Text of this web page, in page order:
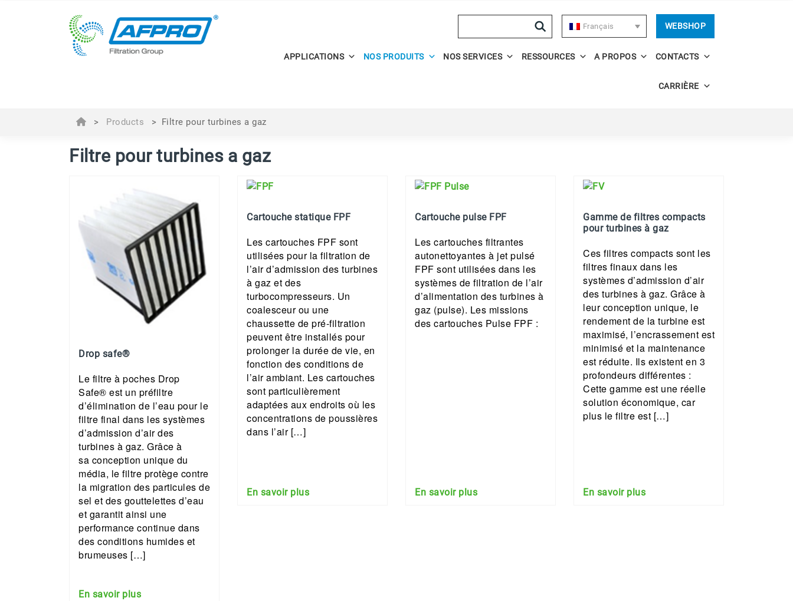
Français WEBSHOP
APPLICATIONS NOS PRODUITS NOS SERVICES RESSOURCES A PROPOS CONTACTS
CARRIÈRE
> Products > Filtre pour turbines a gaz
Filtre pour turbines a gaz
Drop safe®
Le filtre à poches Drop
Safe® est un préfiltre
d’élimination de l’eau pour le
filtre final dans les systèmes
d’admission d’air des
turbines à gaz. Grâce à
sa conception unique du
média, le filtre protège contre
la migration des particules de
sel et des gouttelettes d’eau
et garantit ainsi une
performance continue dans
des conditions humides et
brumeuses […]
En savoir plus
Cartouche statique FPF
Les cartouches FPF sont
utilisées pour la filtration de
l’air d’admission des turbines
à gaz et des
turbocompresseurs. Un
coalesceur ou une
chaussette de pré-filtration
peuvent être installés pour
prolonger la durée de vie, en
fonction des conditions de
l’air ambiant. Les cartouches
sont particulièrement
adaptées aux endroits où les
concentrations de poussières
dans l’air […]
En savoir plus
Cartouche pulse FPF
Les cartouches filtrantes
autonettoyantes à jet pulsé
FPF sont utilisées dans les
systèmes de filtration de l’air
d’alimentation des turbines à
gaz (pulse). Les missions
des cartouches Pulse FPF :
En savoir plus
Gamme de filtres compacts
pour turbines à gaz
Ces filtres compacts sont les
filtres finaux dans les
systèmes d’admission d’air
des turbines à gaz. Grâce à
leur conception unique, le
rendement de la turbine est
maximisé, l’encrassement est
minimisé et la maintenance
est réduite. Ils existent en 3
profondeurs différentes :
Cette gamme est une réelle
solution économique, car
plus le filtre est […]
En savoir plus